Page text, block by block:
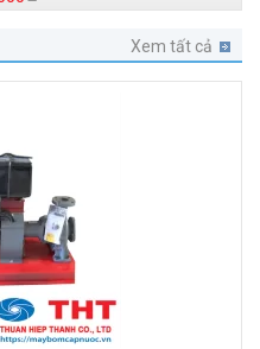
Xem tất cả